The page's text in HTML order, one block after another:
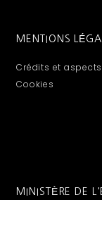
MENTIONS
Crédits et
Cookies
MINISTÈRE DE